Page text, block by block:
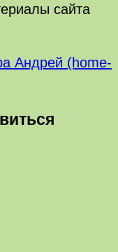
сайта
Андрей (home-